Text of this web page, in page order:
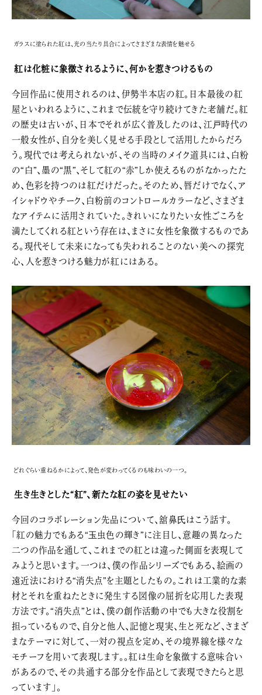
ガラスに塗られた紅は、光の当たり具合によってさまざまな表情を魅せる
紅は化粧に象徴されるように、何かを惹きつけるもの
今回作品に使用されるのは、伊勢半本店の紅。日本最後の紅
屋といわれるように、これまで伝統を守り続けてきた老舗だ。紅
の歴史は古いが、日本でそれが広く普及したのは、江戸時代の
一般女性が、自分を美しく見せる手段として活用したからだろ
う。現代では考えられないが、その当時のメイク道具には、白粉
の“白”、墨の“黒”、そして紅の“赤”しか使えるものがなかったた
め、色彩を持つのは紅だけだった。そのため、唇だけでなく、ア
イシャドウやチーク、白粉前のコントロールカラーなど、さまざま
なアイテムに活用されていた。きれいになりたい女性ごころを
満たしてくれる紅という存在は、まさに女性を象徴するものであ
る。現代そして未来になっても失われることのない美への探究
心、人を惹きつける魅力が紅にはある。
どれぐらい重ねるかによって、発色が変わってくるのも味わいの一つ。
生き生きとした“紅”、新たな紅の姿を見せたい
今回のコラボレーション先品について、舘鼻氏はこう話す。
「紅の魅力でもある“玉虫色の輝き”に注目し、意趣の異なった
二つの作品を通して、これまでの紅とは違った側面を表現して
みようと思います。一つは、僕の作品シリーズでもある、絵画の
遠近法における“消失点”を主題としたもの。これは工業的な素
材とそれを重ねたときに発生する図像の屈折を応用した表現
方法です。“消失点”とは、僕の創作活動の中でも大きな役割を
担っているもので、自分と他人、記憶と現実、生と死など、さまざ
まなテーマに対して、一対の視点を定め、その境界線を様々な
モチーフを用いて表現します。。紅は生命を象徴する意味合い
があるので、その共通する部分を作品として表現できたらと思
っています」。